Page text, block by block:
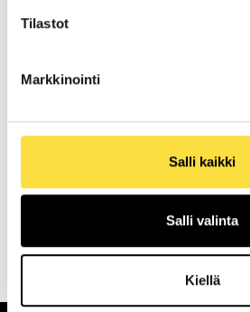
Tilastot
Markkinointi
Salli kaikki
Salli valinta
Kiellä
Lisää kuvia saaristoseikkailuista
voi ostaa kuvia sekä kuvakirjani
https://
kerroksessa, pelaamon vieressä.
7-21, la klo 7-20, su klo 7-19.